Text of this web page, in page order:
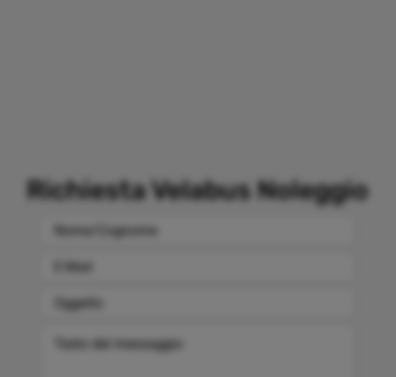
Richiesta Velabus Noleggio